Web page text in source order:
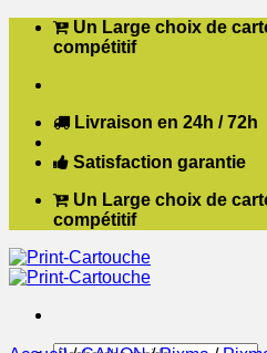
Passer Un Large choix de
compétitif
Livraison en 24h / 72h
Satisfaction garantie
Un Large choix de
compétitif